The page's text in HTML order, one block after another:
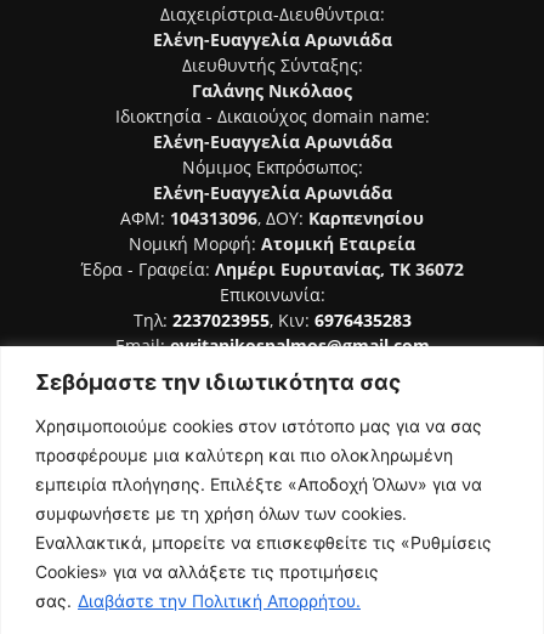
Σεβόμαστε την ιδιωτικότητα σας
Χρησιμοποιούμε cookies στον ιστότοπο μας για να σας
προσφέρουμε μια καλύτερη και πιο ολοκληρωμένη
εμπειρία πλοήγησης. Επιλέξτε «Αποδοχή Όλων» για να
συμφωνήσετε με τη χρήση όλων των cookies.
Εναλλακτικά, μπορείτε να επισκεφθείτε τις «Ρυθμίσεις
Cookies» για να αλλάξετε τις προτιμήσεις
σας. Διαβάστε την Πολιτική Απορρήτου.
Διαχειρίστρια-Διευθύντρια:
Ελένη-Ευαγγελία Αρωνιάδα
Διευθυντής Σύνταξης:
Γαλάνης Νικόλαος
Ιδιοκτησία - Δικαιούχος domain name:
Ελένη-Ευαγγελία Αρωνιάδα
Νόμιμος Εκπρόσωπος:
Ελένη-Ευαγγελία Αρωνιάδα
ΑΦΜ: 104313096, ΔΟΥ: Καρπενησίου
Νομική Μορφή: Ατομική Εταιρεία
Έδρα - Γραφεία: Λημέρι Ευρυτανίας, ΤΚ 36072
Επικοινωνία:
Τηλ: 2237023955, Κιν: 6976435283
Email:evritanikospalmos@gmail.com
Αριθμός Πιστοποίησης Μ.Η.Τ. 242044
ΑΚΟΛΟΥΘΗΣΕ ΜΑΣ